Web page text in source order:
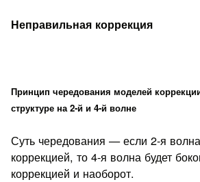
Неправильная коррекция
Принцип чередования моделей
структуре на 2-й и 4-й волне
Суть чередования — если 2-я
коррекцией, то 4-я волна будет
коррекцией и наоборот.